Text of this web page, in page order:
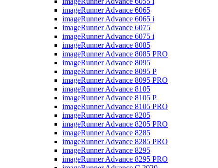
imageRunner Advance 6065
imageRunner Advance 6065 i
imageRunner Advance 6075
imageRunner Advance 6075 i
imageRunner Advance 8085
imageRunner Advance 8085 PRO
imageRunner Advance 8095
imageRunner Advance 8095 P
imageRunner Advance 8095 PRO
imageRunner Advance 8105
imageRunner Advance 8105 P
imageRunner Advance 8105 PRO
imageRunner Advance 8205
imageRunner Advance 8205 PRO
imageRunner Advance 8285
imageRunner Advance 8285 PRO
imageRunner Advance 8295
imageRunner Advance 8295 PRO